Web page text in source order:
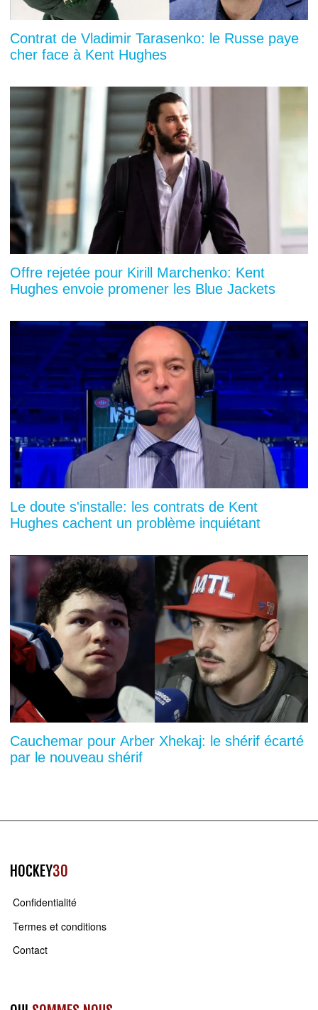
Contrat de Vladimir Tarasenko: le Russe paye
cher face à Kent Hughes
Offre rejetée pour Kirill Marchenko: Kent
Hughes envoie promener les Blue Jackets
Le doute s'installe: les contrats de Kent
Hughes cachent un problème inquiétant
Cauchemar pour Arber Xhekaj: le shérif écarté
par le nouveau shérif
HOCKEY30
Confidentialité
Termes et conditions
Contact